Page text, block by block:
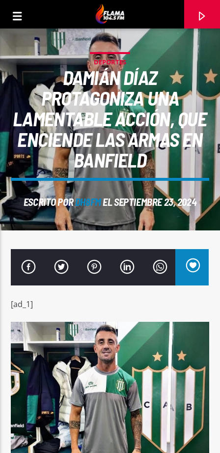
CANCIÓN ACTUAL
TÍTULO
ARTISTA
Señal FM
DEPORTES
DAMIÁN DÍAZ
PROTAGONIZA UNA
LAMENTABLE ACCIÓN, QUE
ENCIENDE LAS ARMAS EN
BANFIELD
ESCRITO PORDH8FMEL SEPTIEMBRE 23, 2024
[ad_1]